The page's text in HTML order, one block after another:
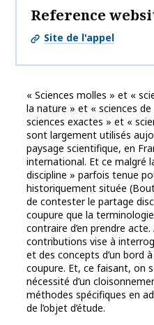
Reference
Site de l'appel
« Sciences molles » et «
la nature » et « sciences
sciences exactes » et «
sont largement utilisés
paysage scientifique, en
international. Et ce malgré
discipline » parfois tenue
historiquement située
de contester le partage
coupure que la
contraire d’en prendre
contributions vise à
et des concepts d’un bord
coupure. Et, ce faisant, on
nécessité d’un
méthodes spécifiques en
de l’objet d’étude.